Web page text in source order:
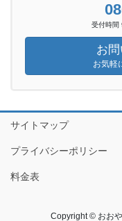
受付時間
お
お気軽
サイトマップ
プライバシーポリシー
料金表
Copyright © おお